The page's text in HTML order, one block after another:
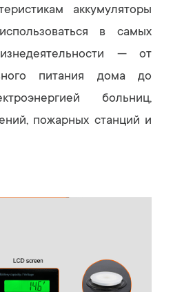
аккумуляторы
в самых
— от
питания дома до
больниц,
пожарных станций и